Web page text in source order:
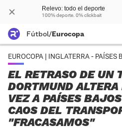
Relevo: todo el deporte
100% deporte. 0% clickbait
Fútbol/Eurocopa
EUROCOPA | INGLATERRA - PAÍSES
EL RETRASO DE UN
DORTMUND ALTERA
VEZ A PAÍSES
CAOS DEL
"FRACASAMOS"